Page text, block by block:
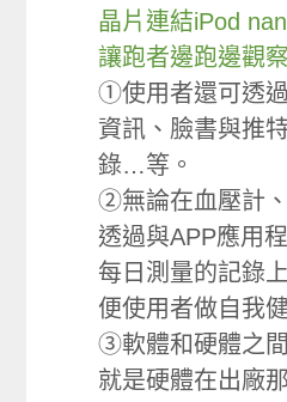
晶片連結iPod
讓跑者邊跑邊觀
①使用者還可透
資訊、臉書與推
錄…等。
②無論在血壓計
透過與APP應用
每日測量的記錄
便使用者做自我
③軟體和硬體之
就是硬體在出廠